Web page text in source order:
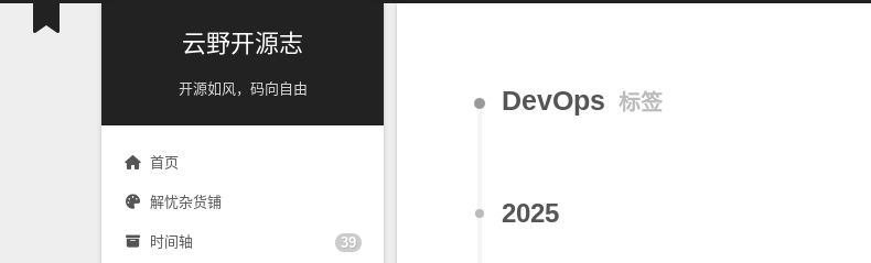
云野开源志
开源如风，码向自由
首页
解忧杂货铺
时间轴 39
DevOps 标签
2025